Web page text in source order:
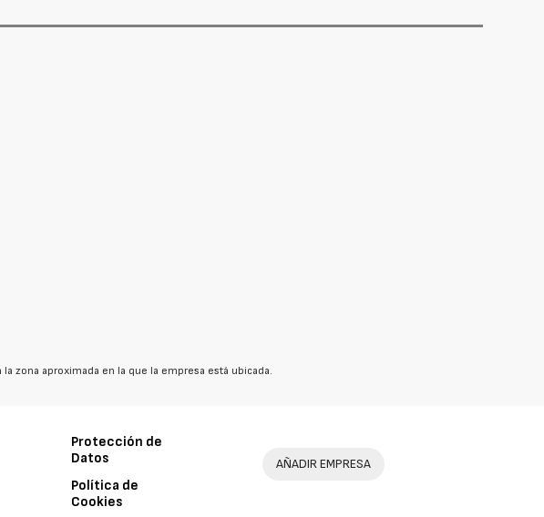
la zona aproximada en la que la empresa está ubicada.
Protección de
Datos
Política de
Cookies
AÑADIR EMPRESA